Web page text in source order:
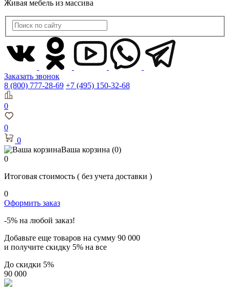
Живая мебель из массива
Заказать звонок
8 (800) 777-28-69 +7 (495) 150-32-68
0
0
0
Ваша корзина (0)
0
Итоговая стоимость ( без учета доставки )
0
Оформить заказ
-5% на любой заказ!
Добавьте еще товаров на сумму 90 000
и получите скидку 5% на все
До скидки 5%
90 000